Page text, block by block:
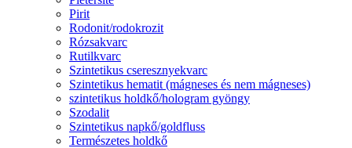
Pirit
Rodonit/rodokrozit
Rózsakvarc
Rutilkvarc
Szintetikus cseresznyekvarc
Szintetikus hematit (mágneses és nem mágneses)
szintetikus holdkő/hologram gyöngy
Szodalit
Szintetikus napkő/goldfluss
Természetes holdkő